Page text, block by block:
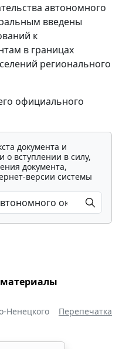
автономного
введены
к
в границах
регионального
официального
документа и
вступлении в силу,
документа,
версии системы
материалы
Ненецкого
Перепечатка